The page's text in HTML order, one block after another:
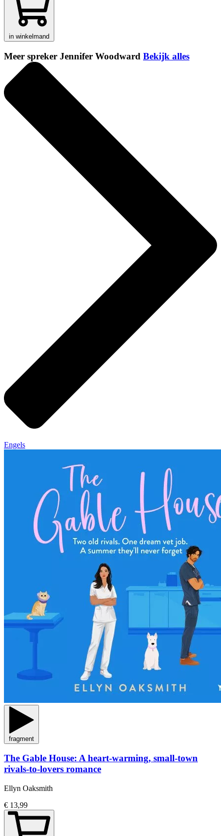
in winkelmand
Meer spreker Jennifer Woodward Bekijk alles
Engels
fragment
The Gable House: A heart-warming, small-town
rivals-to-lovers romance
Ellyn Oaksmith
€ 13,99